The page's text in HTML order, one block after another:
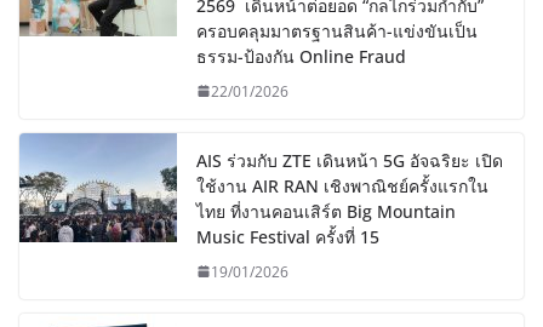
2569 เดินหน้าต่อยอด “กลไกร่วมกำกับ”
ครอบคลุมมาตรฐานสินค้า-แข่งขันเป็น
ธรรม-ป้องกัน Online Fraud
22/01/2026
AIS ร่วมกับ ZTE เดินหน้า 5G อัจฉริยะ เปิด
ใช้งาน AIR RAN เชิงพาณิชย์ครั้งแรกใน
ไทย ที่งานคอนเสิร์ต Big Mountain
Music Festival ครั้งที่ 15
19/01/2026